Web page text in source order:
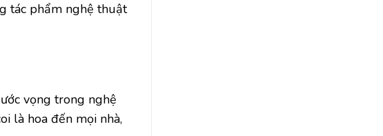
tác phẩm nghệ thuật
vọng trong nghệ
là hoa đến mọi nhà,